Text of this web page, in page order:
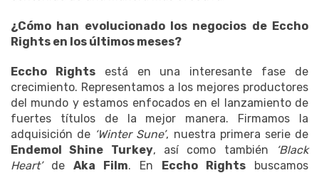
¿Cómo han evolucionado los negocios de Eccho
Rights en los últimos meses?
Eccho Rightsestá en una interesante fase de
crecimiento. Representamos a los mejores productores
del mundo y estamos enfocados en el lanzamiento de
fuertes títulos de la mejor manera. Firmamos la
adquisición de ‘Winter Sune’, nuestra primera serie de
Endemol Shine Turkey, así como también
‘Black
Heart’de Aka Film. En Eccho Rights buscamos